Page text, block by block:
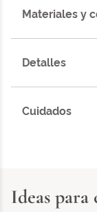
Materiales y
Detalles
Cuidados
Ideas